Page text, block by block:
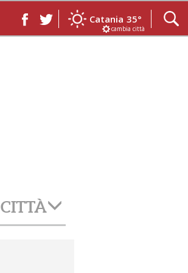
Catania 35°
cambia città
CITTÀ